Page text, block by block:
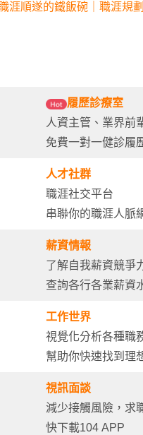
涯順遂的鐵飯碗｜職涯規劃
履歷診療室
人資主管、業界前
免費一對一健診履
人才社群
職涯社交平台
串聯你的職涯人脈
薪資情報
了解自我薪資競爭
查詢各行各業薪資
工作世界
視覺化分析各種職
幫助你快速找到理
視訊面談
減少接觸風險，求
快下載104 APP